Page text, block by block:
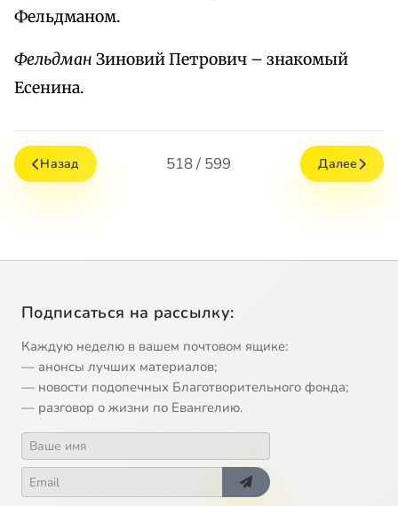
Фельдманом.
Фельдман Зиновий Петрович – знакомый
Есенина.
Назад 518 / 599 Далее
Подписаться на рассылку:
Каждую неделю в вашем почтовом ящике:
— анонсы лучших материалов;
— новости подопечных Благотворительного фонда;
— разговор о жизни по Евангелию.